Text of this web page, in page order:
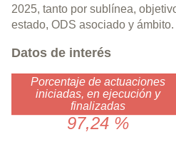
2025, tanto por sublínea,
estado, ODS asociado y ámbito.
Datos de interés
Porcentaje de actuaciones
iniciadas, en ejecución y
finalizadas
97,24 %